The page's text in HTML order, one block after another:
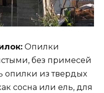
Опилки
без примесей
опилки из твердых
сосна или ель, для